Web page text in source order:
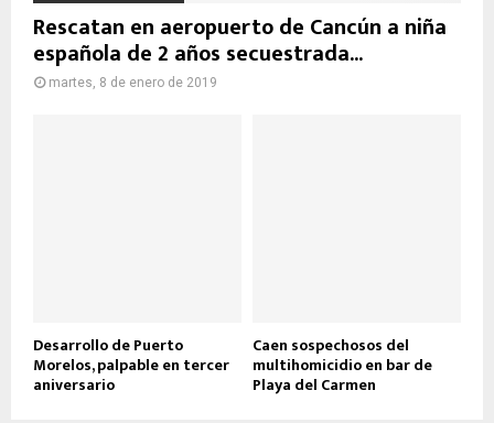
Rescatan en aeropuerto de Cancún a niña
española de 2 años secuestrada...
martes, 8 de enero de 2019
Desarrollo de Puerto
Morelos, palpable en tercer
aniversario
Caen sospechosos del
multihomicidio en bar de
Playa del Carmen